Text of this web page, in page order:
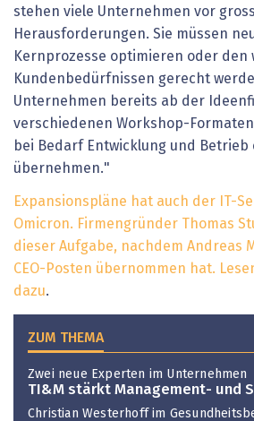
stehen viele Unternehmen vor
Herausforderungen. Sie müssen
Kernprozesse optimieren oder den
Kundenbedürfnissen gerecht
Unternehmen bereits ab der
verschiedenen Workshop-
bei Bedarf Entwicklung und Betrieb
übernehmen."
Expansionspläne hat auch der IT-
Omicron. Firmengründer Thomas
dieser Aufgabe, nachdem Andreas
CEO-Posten übernommen hat.
dazu.
ZUM THEMA
Zwei neue Experten im Unternehmen
TI&M stärkt Management- und
Christian Westerhoff im